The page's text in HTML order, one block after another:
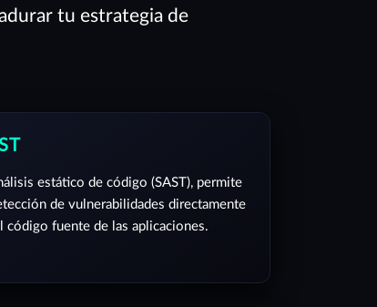
tu estrategia de
estático de código (SAST), permite
de vulnerabilidades directamente
código fuente de las aplicaciones.